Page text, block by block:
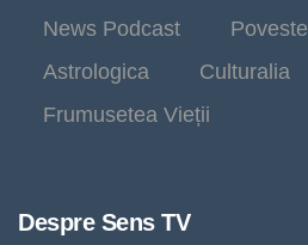
News Podcast
Astrologica
Culturalia
Frumusetea Vieții
Despre Sens TV